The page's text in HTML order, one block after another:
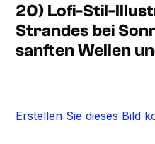
20) Lofi-Stil-
Strandes bei
sanften Wellen
Erstellen Sie dieses Bild